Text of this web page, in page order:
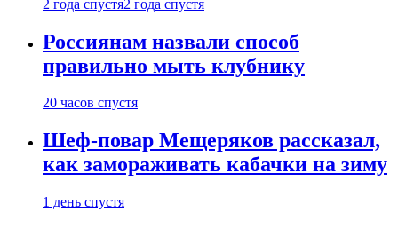
2 года спустя2 года спустя
Россиянам назвали способ
правильно мыть клубнику
20 часов спустя
Шеф-повар Мещеряков рассказал,
как замораживать кабачки на зиму
1 день спустя